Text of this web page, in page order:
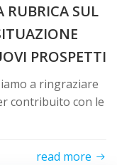
RUBRICA SUL
PROSPETTI
a ringraziare
contribuito con le
read more